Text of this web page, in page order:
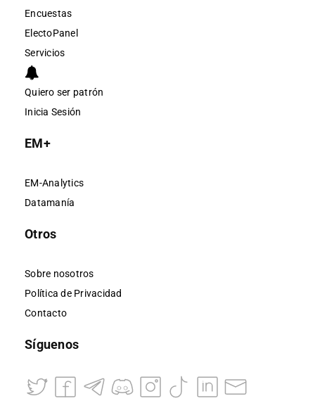
Encuestas
ElectoPanel
Servicios
Quiero ser patrón
Inicia Sesión
EM+
EM-Analytics
Datamanía
Otros
Sobre nosotros
Política de Privacidad
Contacto
Síguenos